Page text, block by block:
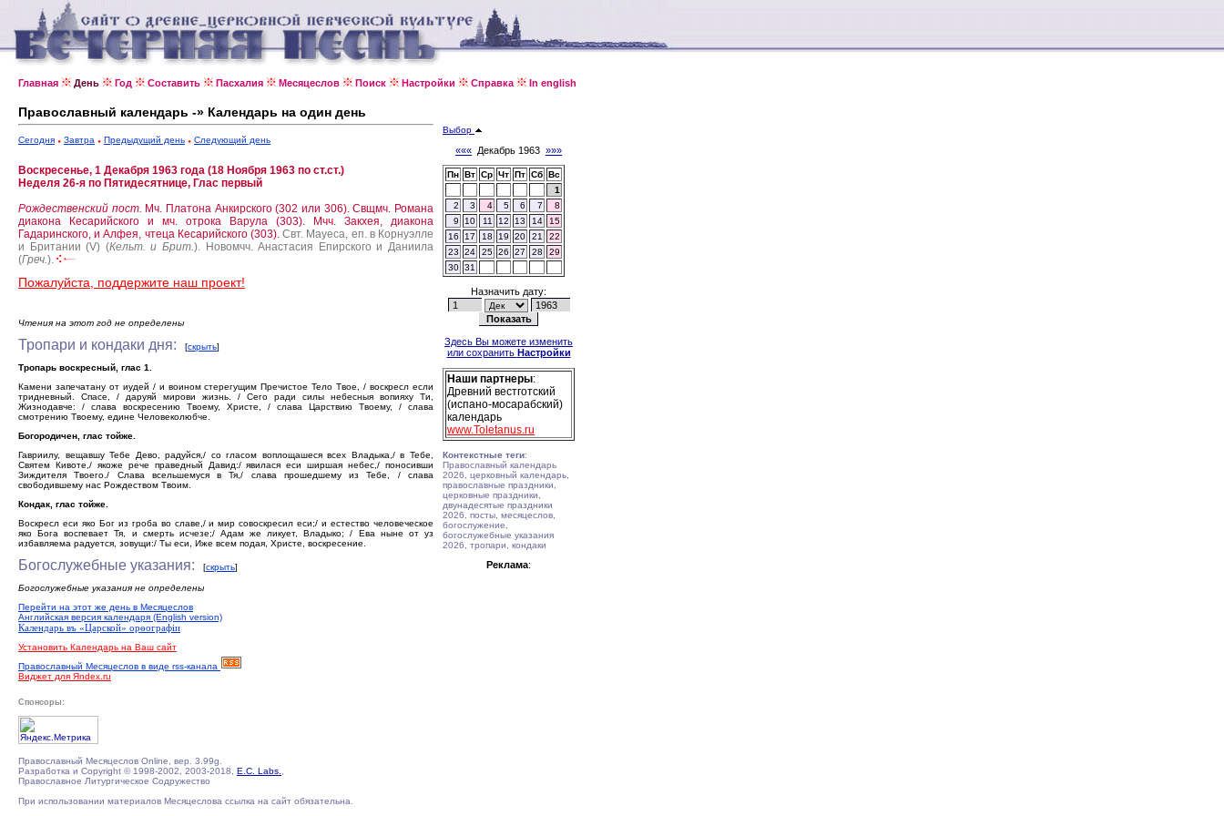
Главная День Год Составить Пасхалия Месяцеслов Поиск Настройки Справка In english
Православный календарь -» Календарь на один день
Сегодня Завтра Предыдущий день Следующий день
Воскресенье, 1 Декабря 1963 года (18 Ноября 1963 по ст.ст.)
Неделя 26-я по Пятидесятнице, Глас первый
Рождественский пост. Мч. Платона Анкирского (302 или 306).Свщмч. Романа
диакона Кесарийского и мч. отрока Варула (303).
Мчч. Закхея, диакона
Гадаринского, и Алфея, чтеца Кесарийского (303).Свт. Мауеса, еп. в Корнуэлле
и Британии (V) (Кельт. и Брит.). Новомчч. Анастасия Епирского и Даниила
(Греч.).
Пожалуйста, поддержите наш проект!
Чтения на этот год не определены
Тропари и кондаки дня: [скрыть]
Тропарь воскресный, глас 1.
Камени запечатану от иудей / и воином стерегущим Пречистое Тело Твое, / воскресл если
тридневный. Спасе, / даруяй мирови жизнь. / Сего ради силы небесныя вопияху Ти,
Жизнодавче: / слава воскресению Твоему, Христе, / слава Царствию Твоему, / слава
смотрению Твоему, едине Человеколюбче.
Богородичен, глас тойже.
Гавриилу, вещавшу Тебе Дево, радуйся,/ со гласом воплощашеся всех Владыка,/ в Тебе,
Святем Кивоте,/ якоже рече праведный Давид:/ явилася еси ширшая небес,/ поносивши
Зиждителя Твоего./ Слава всельшемуся в Тя,/ слава прошедшему из Тебе, / слава
свободившему нас Рождеством Твоим.
Кондак, глас тойже.
Воскресл еси яко Бог из гроба во славе,/ и мир совоскресил еси;/ и естество человеческое
яко Бога воспевает Тя, и смерть исчезе;/ Адам же ликует, Владыко; / Ева ныне от уз
избавляема радуется, зовущи:/ Ты еси, Иже всем подая, Христе, воскресение.
Богослужебные указания: [скрыть]
Богослужебные указания не определены
Перейти на этот же день в Месяцеслов
Английская версия календаря (English version)
Календарь въ «Царской» орѳографiи
Установить Календарь на Ваш сайт
Православный Месяцеслов в виде rss-канала
Виджет для Яndex.ru
Выбор
««« Декабрь 1963 »»»
Пн Вт Ср Чт Пт Сб Вс
1
2
3 4 5 6 7
8
9
10 11 12 13 14
15
16
17 18 19 20 21
22
23
24 25 26 27 28
29
30 31
Назначить дату:
Здесь Вы можете изменить
или сохранить Настройки
Наши партнеры:
Древний вестготский
(испано-мосарабский)
календарь
www.Toletanus.ru
Контекстные теги:
Православный календарь
2026, церковный календарь,
православные праздники,
церковные праздники,
двунадесятые праздники
2026, посты, месяцеслов,
богослужение,
богослужебные указания
2026, тропари, кондаки
Реклама:
Спонсоры:
Православный Месяцеслов Online, вер. 3.99g.
Разработка и Copyright © 1998-2002, 2003-2018, E.C. Labs.
Православное Литургическое Содружество
При использовании материалов Месяцеслова ссылка на сайт обязательна.